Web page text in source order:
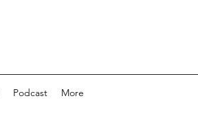
Podcast More